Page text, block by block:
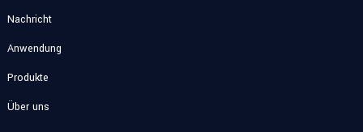
Nachricht
Anwendung
Produkte
Über uns